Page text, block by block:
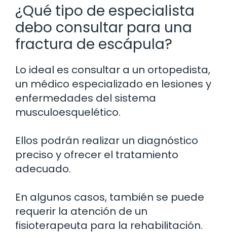
¿Qué tipo de especialista
debo consultar para una
fractura de escápula?
Lo ideal es consultar a un ortopedista,
un médico especializado en lesiones y
enfermedades del sistema
musculoesquelético.
Ellos podrán realizar un diagnóstico
preciso y ofrecer el tratamiento
adecuado.
En algunos casos, también se puede
requerir la atención de un
fisioterapeuta para la rehabilitación.